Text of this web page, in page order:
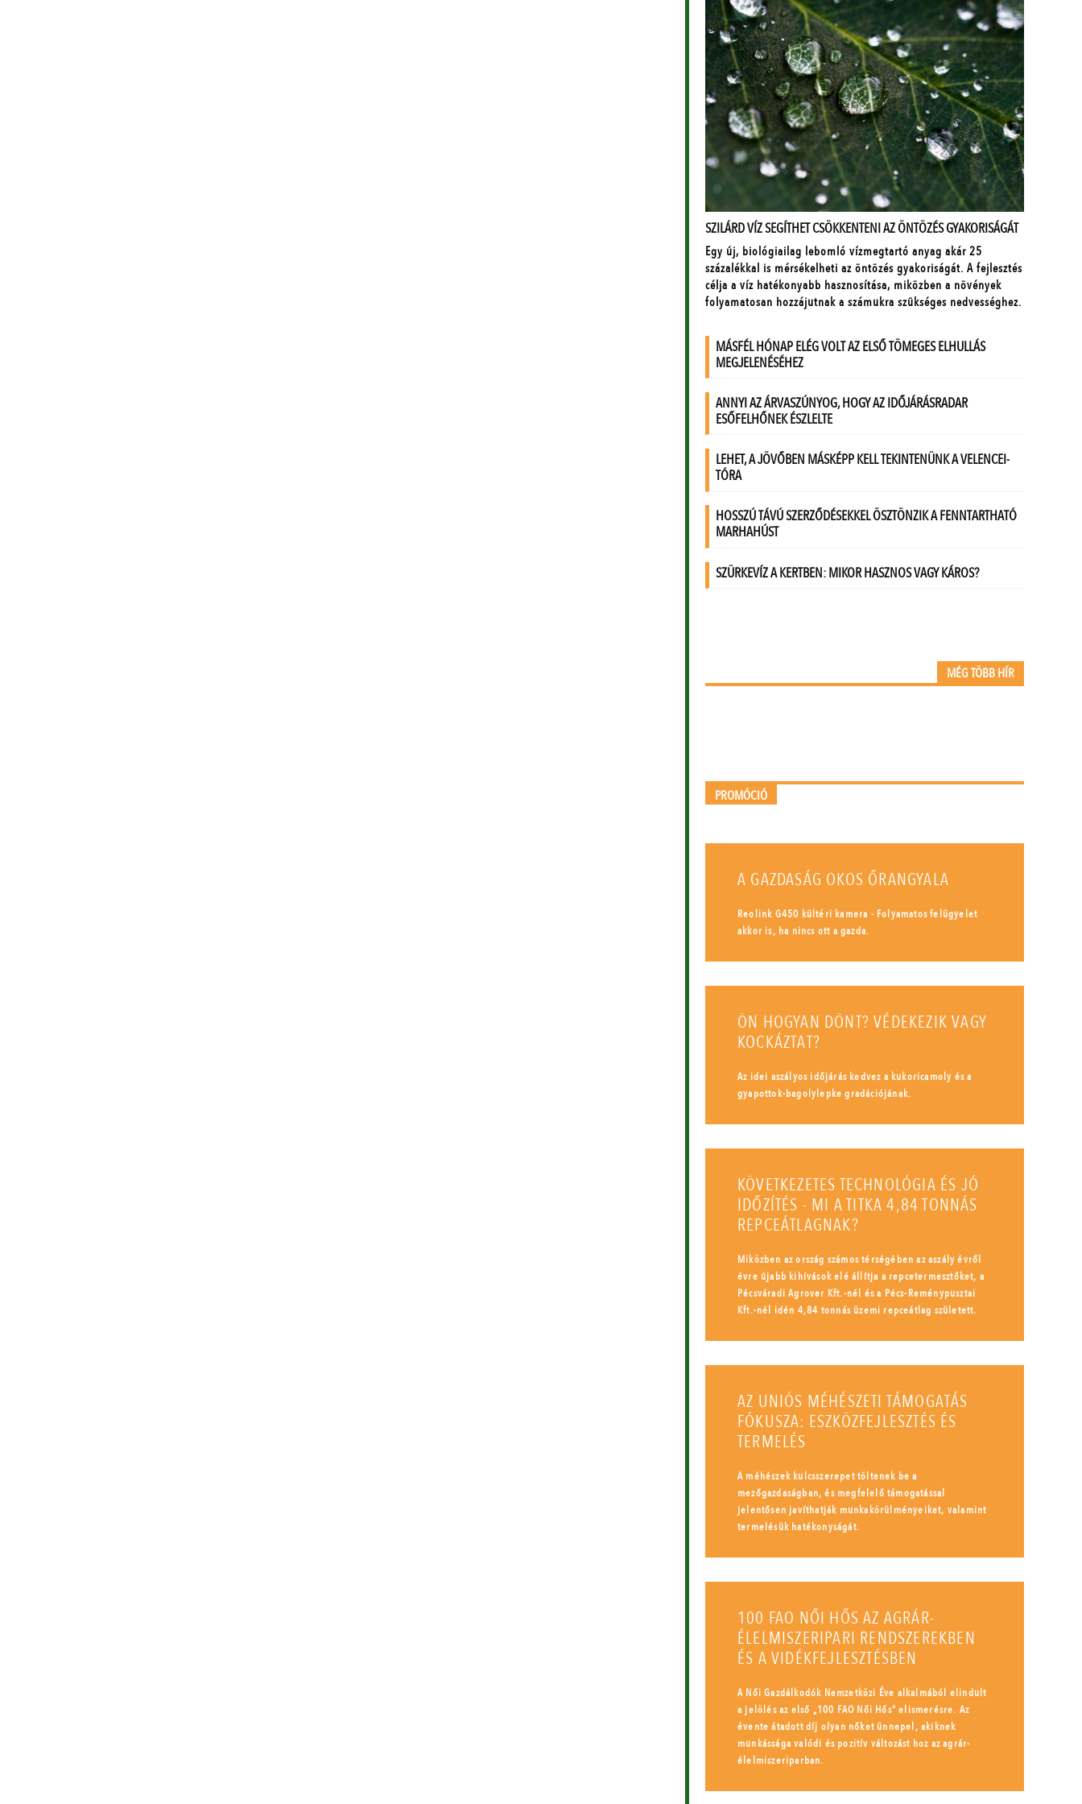
MÉG TÖBB HÍR
PROMÓCIÓ
A GAZDASÁG OKOS ŐRANGYALA
Reolink G450 kültéri kamera - Folyamatos felügyelet
akkor is, ha nincs ott a gazda.
ÖN HOGYAN DÖNT? VÉDEKEZIK VAGY
KOCKÁZTAT?
Az idei aszályos időjárás kedvez a kukoricamoly és a
gyapottok-bagolylepke gradációjának.
KÖVETKEZETES TECHNOLÓGIA ÉS JÓ
IDŐZÍTÉS - MI A TITKA 4,84 TONNÁS
REPCEÁTLAGNAK?
Miközben az ország számos térségében az aszály évről
évre újabb kihívások elé állítja a repcetermesztőket, a
Pécsváradi Agrover Kft.-nél és a Pécs-Reménypusztai
Kft.-nél idén 4,84 tonnás üzemi repceátlag született.
AZ UNIÓS MÉHÉSZETI TÁMOGATÁS
FÓKUSZA: ESZKÖZFEJLESZTÉS ÉS
TERMELÉS
A méhészek kulcsszerepet töltenek be a
mezőgazdaságban, és megfelelő támogatással
jelentősen javíthatják munkakörülményeiket, valamint
termelésük hatékonyságát.
100 FAO NŐI HŐS AZ AGRÁR-
ÉLELMISZERIPARI RENDSZEREKBEN
ÉS A VIDÉKFEJLESZTÉSBEN
A Női Gazdálkodók Nemzetközi Éve alkalmából elindult
a jelölés az első „100 FAO Női Hős” elismerésre. Az
évente átadott díj olyan nőket ünnepel, akiknek
munkássága valódi és pozitív változást hoz az agrár-
élelmiszeriparban.